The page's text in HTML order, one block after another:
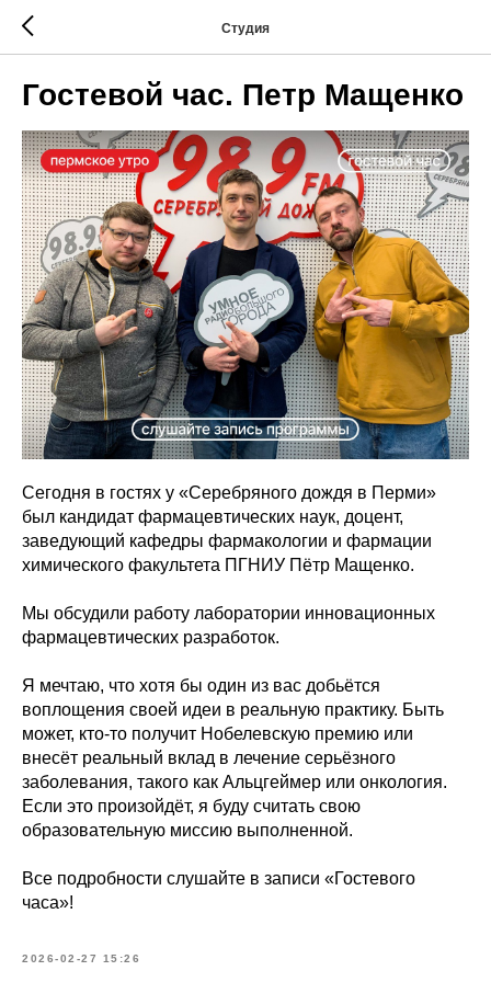
Студия
Гостевой час. Петр Мащенко
Сегодня в гостях у «Серебряного дождя в Перми»
был кандидат фармацевтических наук, доцент,
заведующий кафедры фармакологии и фармации
химического факультета ПГНИУ Пётр Мащенко.
Мы обсудили работу лаборатории инновационных
фармацевтических разработок.
Я мечтаю, что хотя бы один из вас добьётся
воплощения своей идеи в реальную практику. Быть
может, кто-то получит Нобелевскую премию или
внесёт реальный вклад в лечение серьёзного
заболевания, такого как Альцгеймер или онкология.
Если это произойдёт, я буду считать свою
образовательную миссию выполненной.
Все подробности слушайте в записи «Гостевого
часа»!
2026-02-27 15:26